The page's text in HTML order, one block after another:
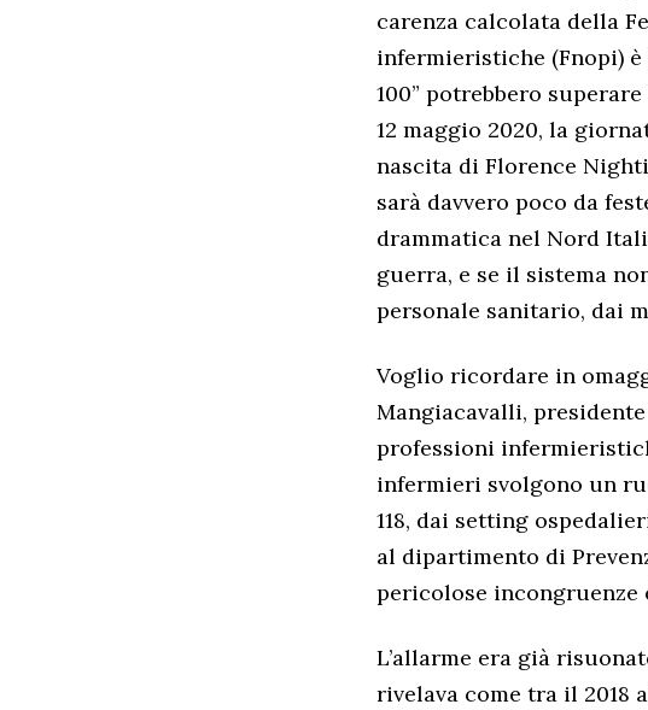
carenza calcolata della
infermieristiche (Fnopi)
100” potrebbero
12 maggio 2020, la
nascita di Florence
sarà davvero poco da
drammatica nel Nord
guerra, e se il sistema
personale sanitario, dai
Voglio ricordare in
Mangiacavalli,
professioni
infermieri svolgono un
118, dai setting
al dipartimento di
pericolose incongruenze
L’allarme era già
rivelava come tra il 2018